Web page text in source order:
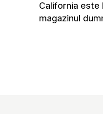
California este
magazinul